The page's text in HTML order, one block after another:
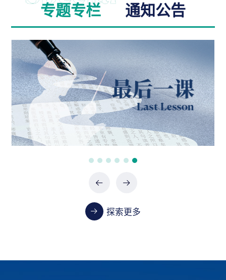
专题专栏 通知公告
探索更多
政府采购项目（0747-2660SCCZD088）中标结
果公告
07-24 / 2026
政府采购项目（XHTC-HW-2026-0487）中标结
果公告
政府采购项目（XHTC-HW-2026-0485）中标结
首都医科大学2023-2024学年本科教学质量报告